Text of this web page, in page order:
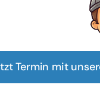
Termin mit